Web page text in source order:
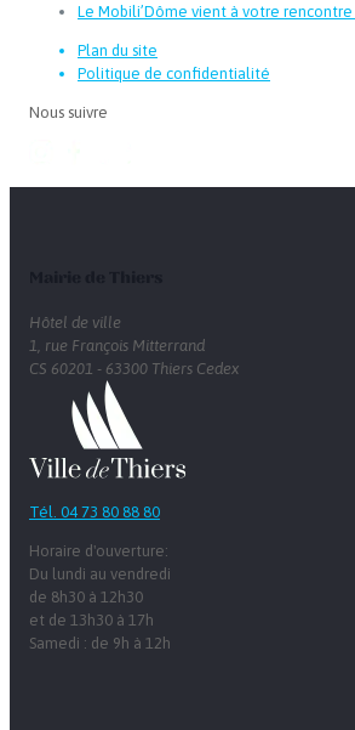
Le Mobili’Dôme vient à votre rencontre
Plan du site
Politique de confidentialité
Nous suivre
Hôtel de ville
1, rue François Mitterrand
CS 60201 - 63300 Thiers Cedex
Tél. 04 73 80 88 80
Horaire d'ouverture:
Du lundi au vendredi
de 8h30 à 12h30
et de 13h30 à 17h
Samedi : de 9h à 12h